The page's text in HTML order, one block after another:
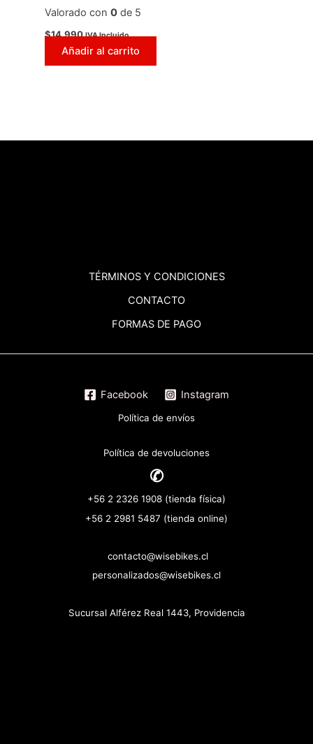
Valorado con 0de 5
$14.990 IVA Incluido
Añadir al carrito
TÉRMINOS Y CONDICIONES
CONTACTO
FORMAS DE PAGO
Facebook Instagram
Política de envíos
Política de devoluciones
✆
+56 2 2326 1908 (tienda física)
+56 2 2981 5487 (tienda online)
contacto@wisebikes.cl
personalizados@wisebikes.cl
Sucursal Alférez Real 1443, Providencia